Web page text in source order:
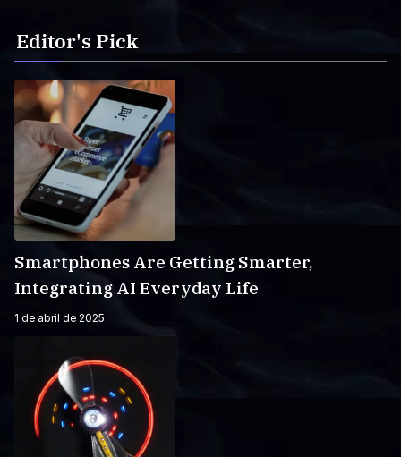
Editor's Pick
Smartphones Are Getting Smarter,
Integrating AI Everyday Life
1 de abril de 2025